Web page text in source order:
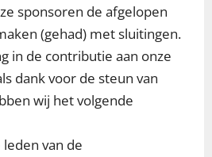
sponsoren de afgelopen
(gehad) met sluitingen.
in de contributie aan onze
dank voor de steun van
wij het volgende
van de